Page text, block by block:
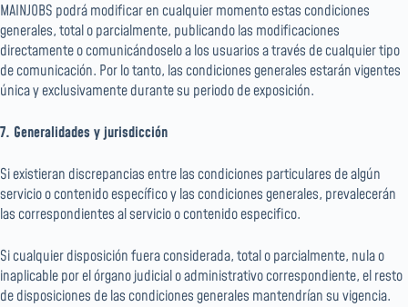
MAINJOBS podrá modificar en cualquier momento estas condiciones
generales, total o parcialmente, publicando las modificaciones
directamente o comunicándoselo a los usuarios a través de cualquier tipo
de comunicación. Por lo tanto, las condiciones generales estarán vigentes
única y exclusivamente durante su periodo de exposición.
7. Generalidades y jurisdicción
Si existieran discrepancias entre las condiciones particulares de algún
servicio o contenido específico y las condiciones generales, prevalecerán
las correspondientes al servicio o contenido especifico.
Si cualquier disposición fuera considerada, total o parcialmente, nula o
inaplicable por el órgano judicial o administrativo correspondiente, el resto
de disposiciones de las condiciones generales mantendrían su vigencia.